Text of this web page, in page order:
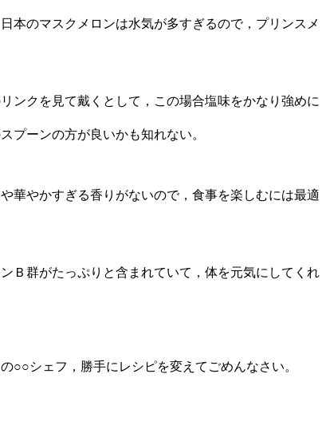
本のマスクメロンは水気が多すぎるので，プリンスメ
ンクを見て戴くとして，この場合塩味をかなり強めに
プーンの方が良いかも知れない。
華やかすぎる香りがないので，食事を楽しむには最適
Ｂ群がたっぷりと含まれていて，体を元気にしてくれ
シェフ，勝手にレシピを変えてごめんなさい。